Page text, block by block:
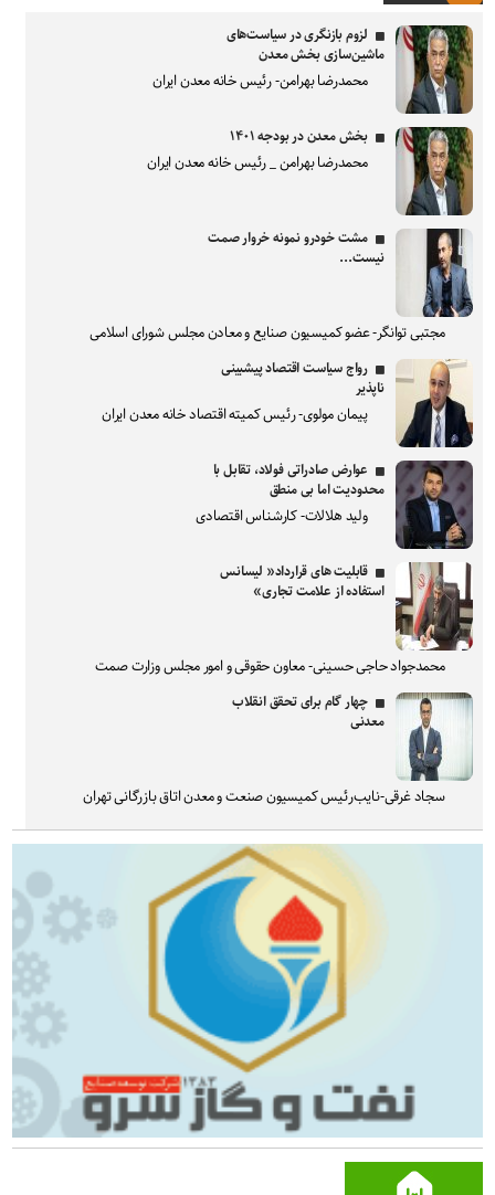
لزوم بازنگری در سیاست‌های
ماشین‌سازی بخش معدن
محمدرضا بهرامن- رئیس خانه معدن ایران
بخش معدن در بودجه ۱۴۰۱
محمدرضا بهرامن _ رئیس خانه معدن ایران
مشت خودرو نمونه خروار صمت
نیست...
مجتبی توانگر- عضو کمیسیون صنایع و معادن مجلس شورای اسلامی
رواج سیاست اقتصاد پیشبینی
ناپذیر
پیمان مولوی- رئیس کمیته اقتصاد خانه معدن ایران
عوارض صادراتی فولاد، تقابل با
محدودیت اما بی منطق
ولید هلالات- کارشناس اقتصادی
قابلیت های قرارداد« لیسانس
استفاده از علامت تجاری»
محمدجواد حاجی حسینی- معاون حقوقی و امور مجلس وزارت صمت
چهار گام برای تحقق انقلاب
معدنی
سجاد غرقی-نایب‌رئیس کمیسیون صنعت و معدن اتاق بازرگانی تهران